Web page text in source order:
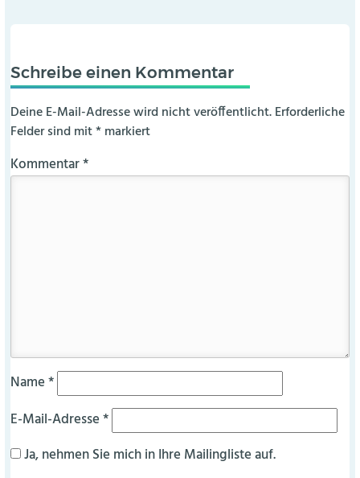
Schreibe einen Kommentar
Deine E-Mail-Adresse wird nicht veröffentlicht. Erforderliche
Felder sind mit*markiert
Kommentar*
Name*
E-Mail-Adresse*
Ja, nehmen Sie mich in Ihre Mailingliste auf.